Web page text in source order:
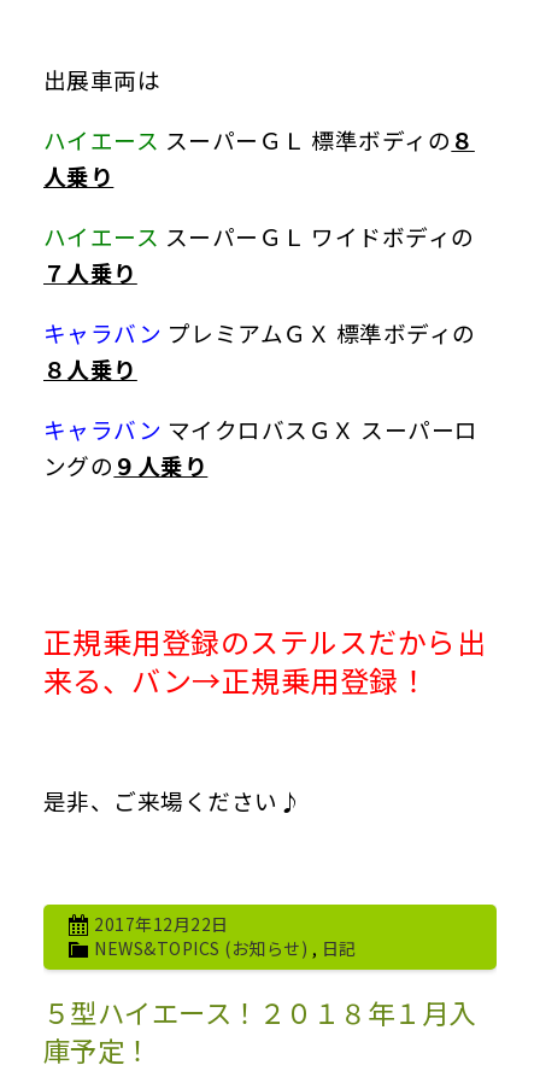
出展車両は
ハイエース スーパーＧＬ 標準ボディの ８
人乗り
ハイエース スーパーＧＬ ワイドボディの
７人乗り
キャラバン プレミアムＧＸ 標準ボディの
８人乗り
キャラバン マイクロバスＧＸ スーパーロ
ングの ９人乗り
正規乗用登録のステルスだから出
来る、バン→正規乗用登録！
是非、ご来場ください♪
2017年12月22日
NEWS&TOPICS (お知らせ) , 日記
５型ハイエース！２０１８年１月入
庫予定！